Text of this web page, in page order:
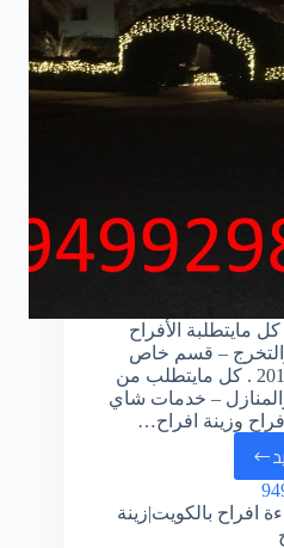
مايتطلبة الأفراح
والتخرج – قسم خاص
للأعراس وتصميم كوش 2019 . كل مايتطلب من
– خدمات شاي
وزينة افراح…
افراح بالكويت|زينة